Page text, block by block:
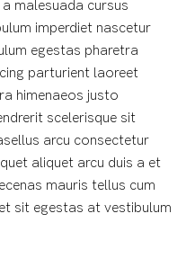
a malesuada cursus
imperdiet nascetur
egestas pharetra
parturient laoreet
himenaeos justo
scelerisque sit
arcu consectetur
aliquet arcu duis a et
mauris tellus cum
sit egestas at vestibulum